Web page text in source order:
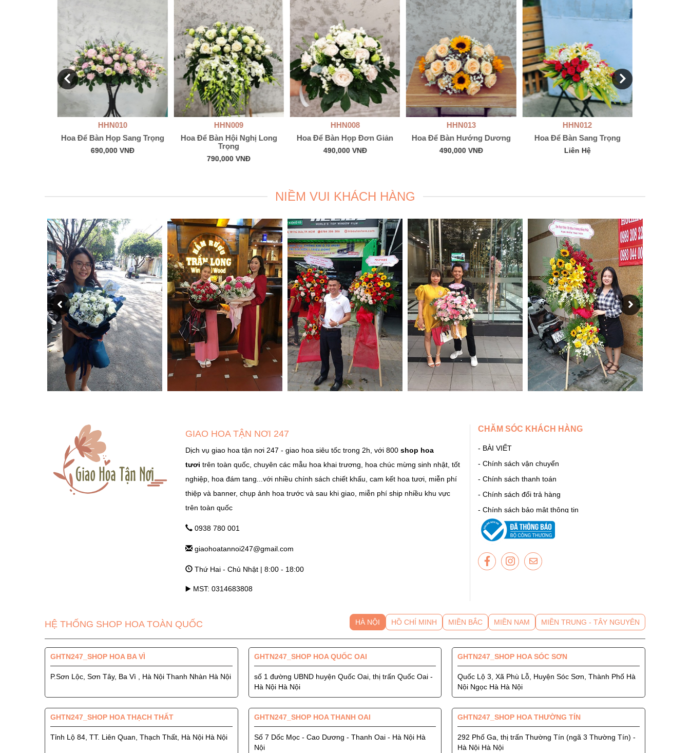
HHN010
Hoa Để Bàn Họp Sang Trọng
690,000 VNĐ
HHN009
Hoa Để Bàn Hội Nghị Long
Trọng
790,000 VNĐ
HHN008
Hoa Để Bàn Họp Đơn Giản
490,000 VNĐ
HHN013
Hoa Để Bàn Hướng Dương
490,000 VNĐ
HHN012
Hoa Để Bàn Sang Trọng
Liên Hệ
NIỀM VUI KHÁCH HÀNG
GIAO HOA TẬN NƠI 247
Dịch vụ giao hoa tận nơi 247 - giao hoa siêu tốc trong 2h, với 800shop hoa
tươi trên toàn quốc, chuyên các mẫu hoa khai trương, hoa chúc mừng sinh nhật, tốt
nghiệp, hoa đám tang...với nhiều chính sách chiết khấu, cam kết hoa tươi, miễn phí
thiệp và banner, chụp ảnh hoa trước và sau khi giao, miễn phí ship nhiều khu vực
trên toàn quốc
0938 780 001
giaohoatannoi247@gmail.com
Thứ Hai - Chủ Nhật | 8:00 - 18:00
▶️ MST: 0314683808
CHĂM SÓC KHÁCH HÀNG
- BÀI VIẾT
- Chính sách vận chuyển
- Chính sách thanh toán
- Chính sách đổi trả hàng
- Chính sách bảo mật thông tin
- Hướng dẫn mua hàng
- GIỚI THIỆU
HỆ THỐNG SHOP HOA TOÀN QUỐC HÀ NỘI HỒ CHÍ MINH MIỀN BẮC MIỀN NAM MIỀN TRUNG - TÂY NGUYÊN
GHTN247_SHOP HOA BA VÌ
P.Sơn Lộc, Sơn Tây, Ba Vì , Hà Nội Thanh Nhàn Hà Nội
GHTN247_SHOP HOA QUỐC OAI
số 1 đường UBND huyện Quốc Oai, thị trấn Quốc Oai -
Hà Nội Hà Nội
GHTN247_SHOP HOA SÓC SƠN
Quốc Lộ 3, Xã Phù Lỗ, Huyện Sóc Sơn, Thành Phố Hà
Nội Ngọc Hà Hà Nội
GHTN247_SHOP HOA THẠCH THẤT
Tỉnh Lộ 84, TT. Liên Quan, Thạch Thất, Hà Nội Hà Nội
GHTN247_SHOP HOA THANH OAI
Số 7 Dốc Mọc - Cao Dương - Thanh Oai - Hà Nội Hà
Nội
GHTN247_SHOP HOA THƯỜNG TÍN
292 Phố Ga, thị trấn Thường Tín (ngã 3 Thường Tín) -
Hà Nội Hà Nội